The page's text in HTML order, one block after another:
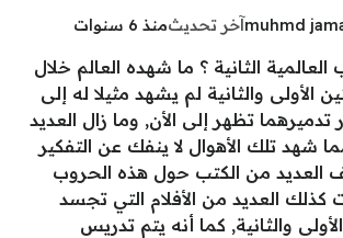
muhmd آخر تحديثمنذ 6 سنوات
الثانية ؟ ما شهده العالم خلال
الأولى والثانية لم يشهد مثيلا له إلى
تدميرهما تظهر إلى الأن, وما زال العديد
شهد تلك الأهوال لا ينفك عن التفكير
العديد من الكتب حول هذه الحروب
كذلك العديد من الأفلام التي تجسد
والثانية, كما أنه يتم تدريس